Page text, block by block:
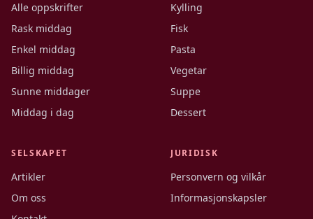
Alle oppskrifter
Rask middag
Enkel middag
Billig middag
Sunne middager
Middag i dag
Kylling
Fisk
Pasta
Vegetar
Suppe
Dessert
SELSKAPET
Artikler
Om oss
JURIDISK
Personvern og vilkår
Informasjonskapsler